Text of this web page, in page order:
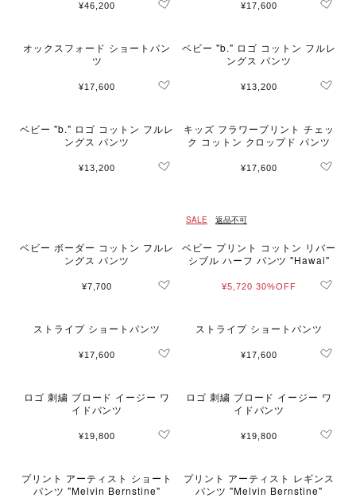
¥46,200 ¥17,600
オックスフォード ショートパン
ツ
¥17,600
ベビー "b." ロゴ コットン フルレ
ングス パンツ
¥13,200
ベビー "b." ロゴ コットン フルレ
ングス パンツ
¥13,200
キッズ フラワープリント チェッ
ク コットン クロップド パンツ
¥17,600
ベビー ボーダー コットン フルレ
ングス パンツ
¥7,700
SALE 返品不可
ベビー プリント コットン リバー
シブル ハーフ パンツ "Hawai"
¥5,720 30%OFF
ストライプ ショートパンツ
¥17,600
ストライプ ショートパンツ
¥17,600
ロゴ 刺繍 ブロード イージー ワ
イドパンツ
¥19,800
ロゴ 刺繍 ブロード イージー ワ
イドパンツ
¥19,800
プリント アーティスト ショート
パンツ "Melvin Bernstine"
プリント アーティスト レギンス
パンツ "Melvin Bernstine"